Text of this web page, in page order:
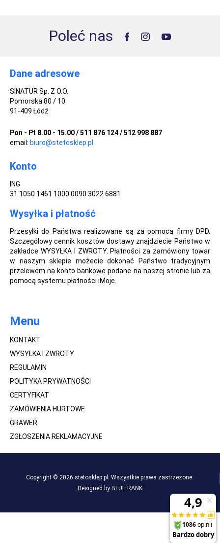
Poleć nas
Dane adresowe
SINATUR Sp. Z O.O.
Pomorska 80 / 10
91-409 Łódź
Pon - Pt 8.00 - 15.00 / 511 876 124 / 512 998 887
email: biuro@stetosklep.pl
Konto
ING
31 1050 1461 1000 0090 3022 6881
Wysyłka i płatność
Przesyłki do Państwa realizowane są za pomocą firmy DPD.
Szczegółowy cennik kosztów dostawy znajdziecie Państwo w
zakładce WYSYŁKA I ZWROTY. Płatności za zamówiony towar
w naszym sklepie możecie dokonać Państwo tradycyjnym
przelewem na konto bankowe podane na naszej stronie lub za
pomocą systemu płatności iMoje.
Menu
KONTAKT
WYSYŁKA I ZWROTY
REGULAMIN
POLITYKA PRYWATNOŚCI
CERTYFIKAT
ZAMÓWIENIA HURTOWE
GRAWER
ZGŁOSZENIA REKLAMACYJNE
Copyright © 2026 stetosklep.pl. Wszystkie prawa zastrzeżone.
Designed by BLUE RANK